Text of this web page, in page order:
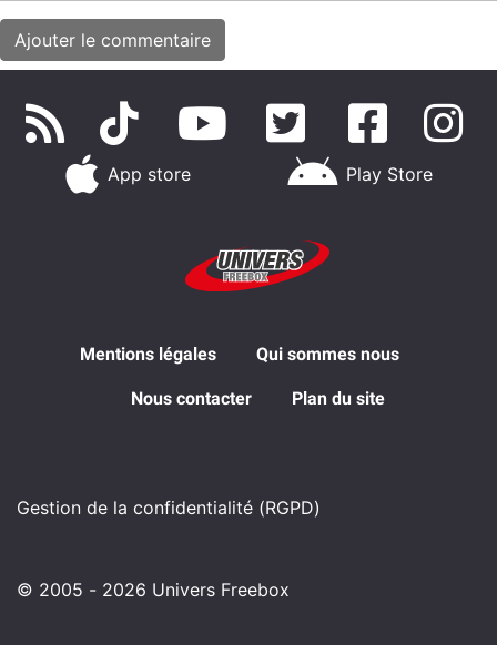
App store Play Store
Mentions légales Qui sommes nous
Nous contacter Plan du site
Gestion de la confidentialité (RGPD)
© 2005 - 2026 Univers Freebox